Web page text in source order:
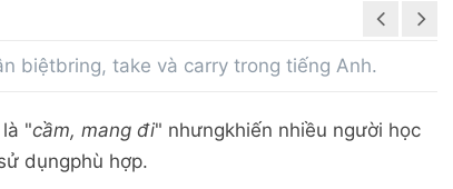
biệtbring, take và carry trong tiếng Anh.
"cầm, mang đi" nhưngkhiến nhiều người học
dụngphù hợp.